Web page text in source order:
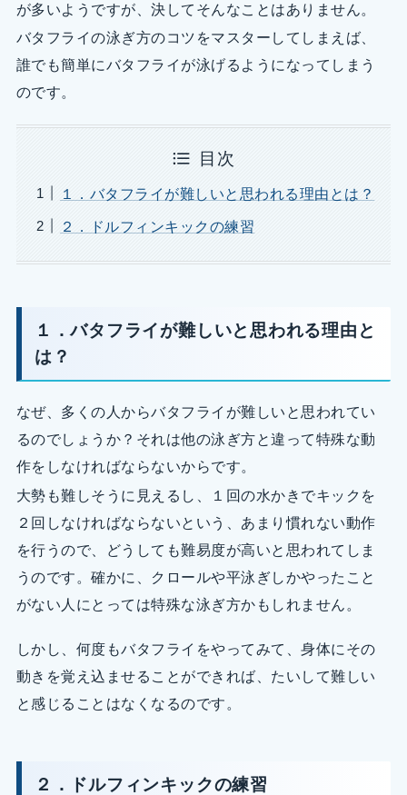
が多いようですが、決してそんなことはありません。
バタフライの泳ぎ方のコツをマスターしてしまえば、
誰でも簡単にバタフライが泳げるようになってしまう
のです。
目次
１．バタフライが難しいと思われる理由とは？
２．ドルフィンキックの練習
１．バタフライが難しいと思われる理由と
は？
なぜ、多くの人からバタフライが難しいと思われてい
るのでしょうか？それは他の泳ぎ方と違って特殊な動
作をしなければならないからです。
大勢も難しそうに見えるし、１回の水かきでキックを
２回しなければならないという、あまり慣れない動作
を行うので、どうしても難易度が高いと思われてしま
うのです。確かに、クロールや平泳ぎしかやったこと
がない人にとっては特殊な泳ぎ方かもしれません。
しかし、何度もバタフライをやってみて、身体にその
動きを覚え込ませることができれば、たいして難しい
と感じることはなくなるのです。
２．ドルフィンキックの練習